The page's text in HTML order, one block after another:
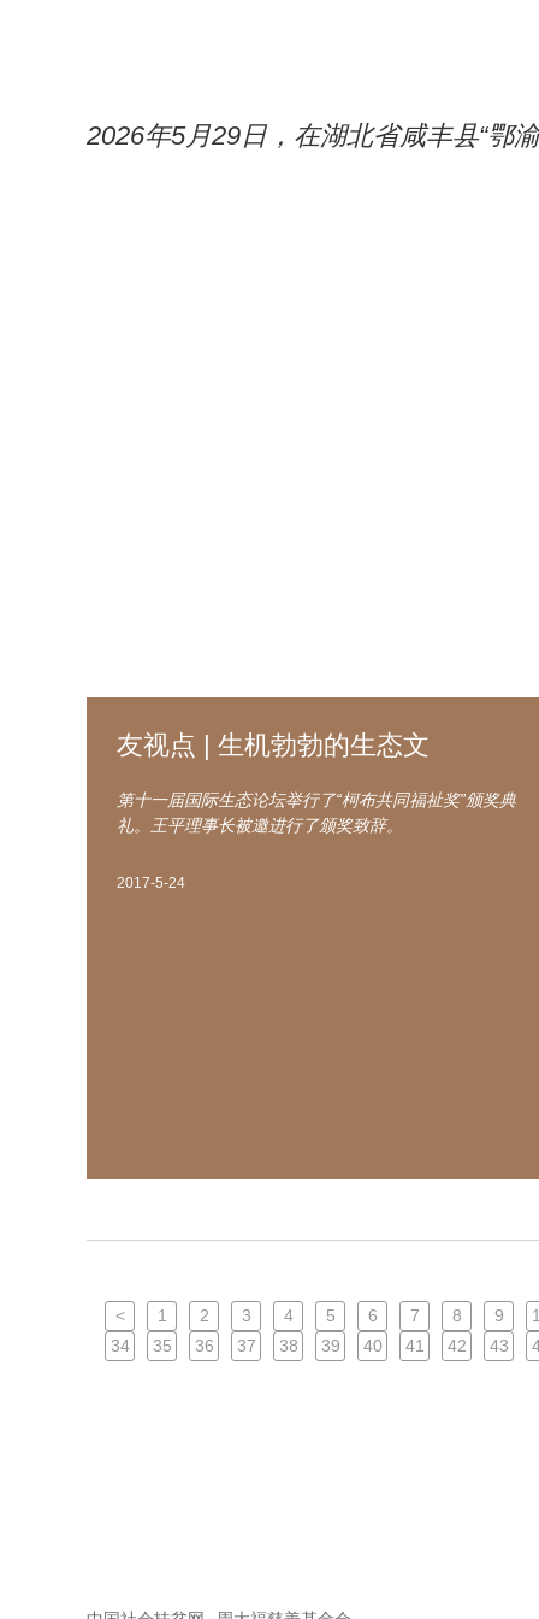
2026年5月29日，在湖北省咸丰县“鄂
友视点 | 生机勃勃的生态文
第十一届国际生态论坛举行了“柯布共同福祉奖”颁奖典
礼。王平理事长被邀进行了颁奖致辞。
2017-5-24
< 1 2 3 4 5 6 7 8 9
34
35 36 37 38 39 40 41 42 43